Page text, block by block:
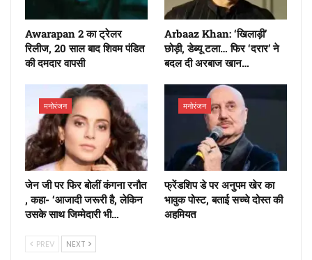
Awarapan 2 का ट्रेलर
रिलीज, 20 साल बाद शिवम पंडित
की दमदार वापसी
Arbaaz Khan: ‘खिलाड़ी’
छोड़ी, डेब्यू टला… फिर ‘दरार’ ने
बदल दी अरबाज खान…
मनोरंजन
जेन जी पर फिर बोलीं कंगना रनौत
, कहा- ‘आजादी जरूरी है, लेकिन
उसके साथ जिम्मेदारी भी…
मनोरंजन
फ्रेंडशिप डे पर अनुपम खेर का
भावुक पोस्ट, बताई सच्चे दोस्त की
अहमियत
PREV NEXT